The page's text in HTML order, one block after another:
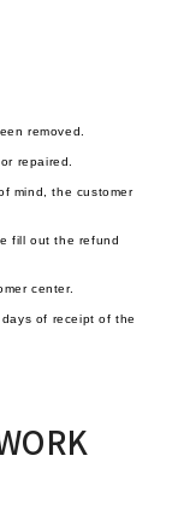
removed.
repaired.
mind, the customer
fill out the refund
center.
of receipt of the